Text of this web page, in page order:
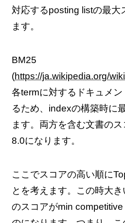
対応するposting listの最大
ます。
BM25
(https://ja.wikipedia.org/
各termに対するドキュメ
るため、indexの構築時に
ます。両方を含む文書の
8.0になります。
ここでスコアの高い順に
とを考えます。この時大
のスコアがmin